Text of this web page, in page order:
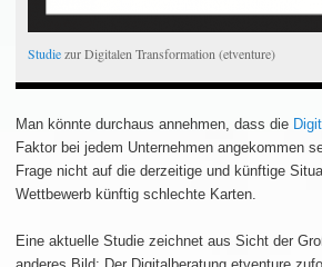
Studiezur Digitalen Transformation (etventure)
Man könnte durchaus annehmen, dass die
Faktor bei jedem Unternehmen angekommen
Frage nicht auf die derzeitige und künftige
Wettbewerb künftig schlechte Karten.
Eine aktuelle Studie zeichnet aus Sicht der